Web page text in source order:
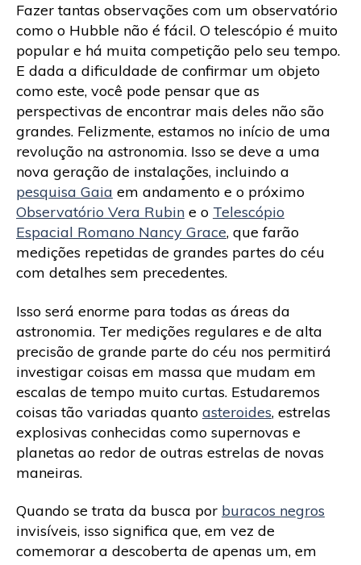
Fazer tantas observações com um observatório
como o Hubble não é fácil. O telescópio é muito
popular e há muita competição pelo seu tempo.
E dada a dificuldade de confirmar um objeto
como este, você pode pensar que as
perspectivas de encontrar mais deles não são
grandes. Felizmente, estamos no início de uma
revolução na astronomia. Isso se deve a uma
nova geração de instalações, incluindo a
pesquisa Gaia em andamento e o próximo
Observatório Vera Rubin e o Telescópio
Espacial Romano Nancy Grace, que farão
medições repetidas de grandes partes do céu
com detalhes sem precedentes.
Isso será enorme para todas as áreas da
astronomia. Ter medições regulares e de alta
precisão de grande parte do céu nos permitirá
investigar coisas em massa que mudam em
escalas de tempo muito curtas. Estudaremos
coisas tão variadas quanto asteroides, estrelas
explosivas conhecidas como supernovas e
planetas ao redor de outras estrelas de novas
maneiras.
Quando se trata da busca por buracos negros
invisíveis, isso significa que, em vez de
comemorar a descoberta de apenas um, em